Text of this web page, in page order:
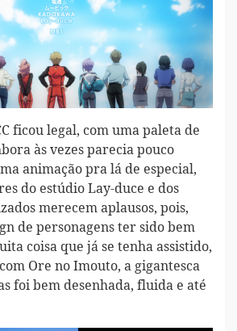
ficou legal, com uma paleta de
às vezes parecia pouco
animação pra lá de especial,
do estúdio Lay-duce e dos
merecem aplausos, pois,
de personagens ter sido bem
coisa que já se tenha assistido,
Ore no Imouto, a gigantesca
foi bem desenhada, fluida e até